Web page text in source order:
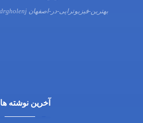
بهترین-فیزیوتراپی-در-اصفهان drgholenj
آخرین نوشته ها